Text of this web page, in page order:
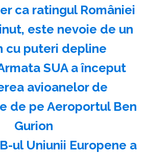
ca ratingul României
este nevoie de un
cu puteri depline
SUA a început
avioanelor de
de pe Aeroportul Ben
Gurion
ul Uniunii Europene a